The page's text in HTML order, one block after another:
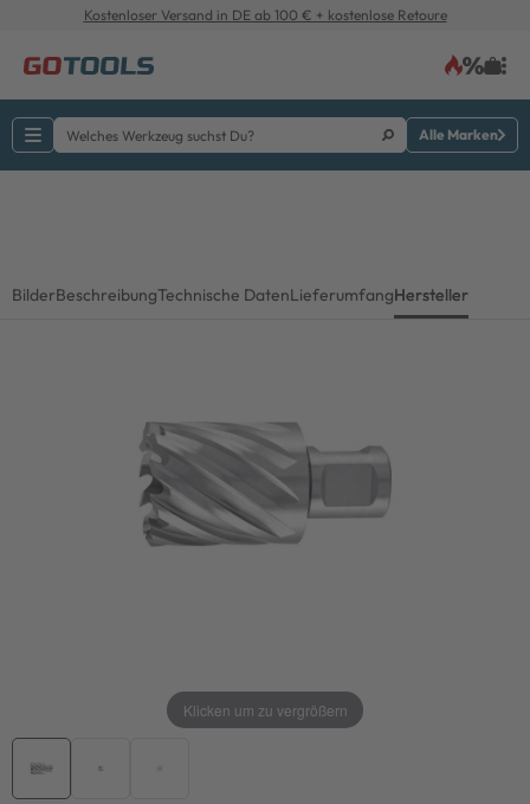
Kostenloser Versand in DE ab 100 € + kostenlose Retoure
Alle Marken
BilderBeschreibungTechnische DatenLieferumfangHersteller
Klicken um zu vergrößern